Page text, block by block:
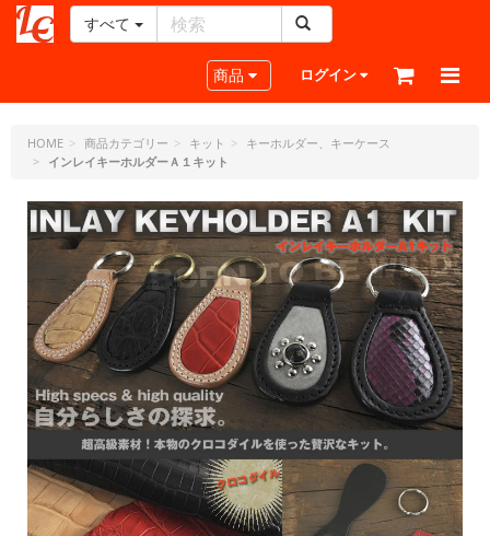
ー
ラ
フ
ド
ッ
ジ
ェ
ー
ピ
ー
すべて
Toggle navigation
商品 ログイン
HOME 商品カテゴリー キット
キーホルダー、キーケース
インレイキーホルダーＡ１キット